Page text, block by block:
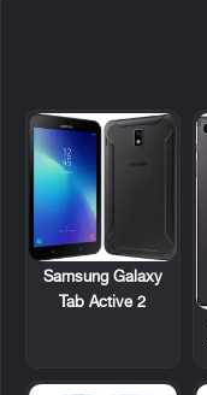
Samsung Galaxy
Tab Active 2